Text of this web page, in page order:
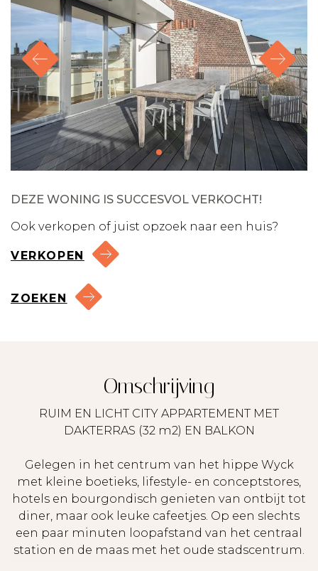
DEZE WONING IS SUCCESVOL VERKOCHT!
Ook verkopen of juist opzoek naar een huis?
VERKOPEN
ZOEKEN
Omschrijving
RUIM EN LICHT CITY APPARTEMENT MET
DAKTERRAS (32 m2) EN BALKON
Gelegen in het centrum van het hippe Wyck
met kleine boetieks, lifestyle- en conceptstores,
hotels en bourgondisch genieten van ontbijt tot
diner, maar ook leuke cafeetjes. Op een slechts
een paar minuten loopafstand van het centraal
station en de maas met het oude stadscentrum.